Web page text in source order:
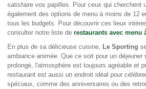
satisfaire vos papilles. Pour ceux qui cherchent
également des options de menu à moins de 12
tous les budgets. Pour découvrir ces lieux
consulter notre liste de restaurants avec menu
En plus de sa délicieuse cuisine, Le Sporting
ambiance animée. Que ce soit pour un déjeuner
prolongé, l'atmosphère est toujours agréable et
restaurant est aussi un endroit idéal pour
spéciaux, comme des anniversaires ou des